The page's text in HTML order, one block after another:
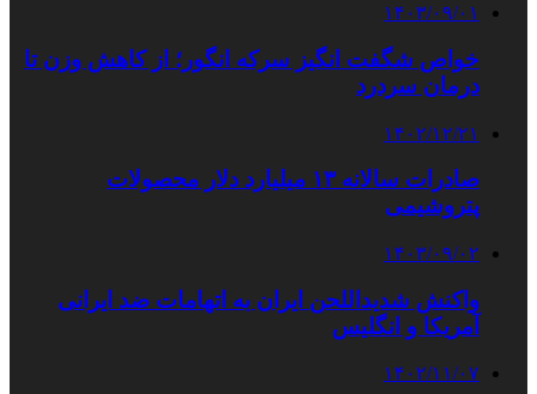
۱۴۰۳/۰۹/۰۱
خواص شگفت انگیز سرکه انگور؛ از کاهش وزن تا
درمان سردرد
۱۴۰۲/۱۲/۲۱
صادرات سالانه ۱۳ میلیارد دلار محصولات
پتروشیمی
۱۴۰۳/۰۹/۰۲
واکنش شدیداللحن ایران به اتهامات ضد ایرانی
آمریکا و انگلیس
۱۴۰۲/۱۱/۰۷